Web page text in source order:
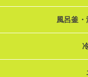
風呂釜